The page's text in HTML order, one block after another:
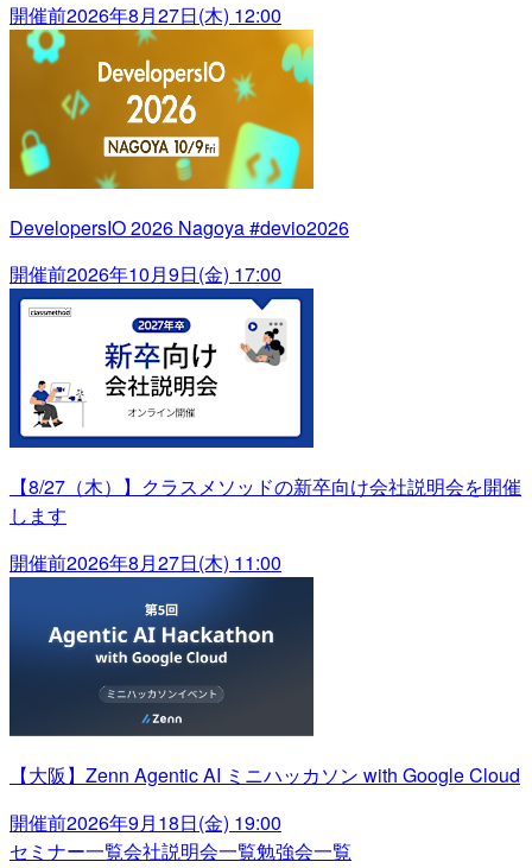
開催前2026年8月27日(木) 12:00
DevelopersIO 2026 Nagoya #devio2026
開催前2026年10月9日(金) 17:00
【8/27（木）】クラスメソッドの新卒向け会社説明会を開催
します
開催前2026年8月27日(木) 11:00
【大阪】Zenn Agentic AI ミニハッカソン with Google Cloud
開催前2026年9月18日(金) 19:00
セミナー一覧会社説明会一覧勉強会一覧